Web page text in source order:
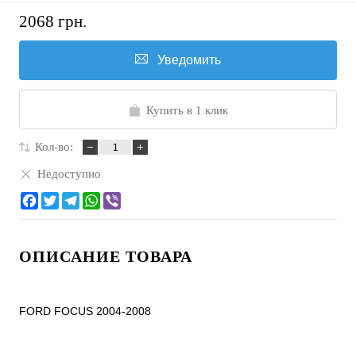
2068 грн.
Уведомить
Купить в 1 клик
Кол-во:
Недоступно
ОПИСАНИЕ ТОВАРА
FORD FOCUS 2004-2008